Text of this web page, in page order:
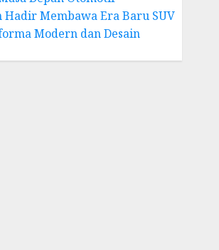
Hadir Membawa Era Baru SUV
Modern dan Desain